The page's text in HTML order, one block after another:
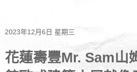
2023年12月6日 星期三
花蓮壽豐Mr. Sam山